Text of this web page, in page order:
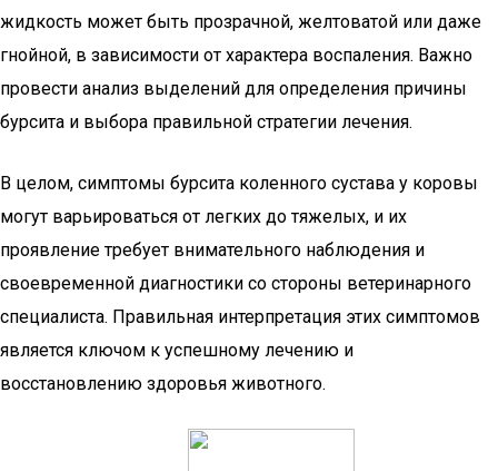
жидкость может быть прозрачной, желтоватой или даже
гнойной, в зависимости от характера воспаления. Важно
провести анализ выделений для определения причины
бурсита и выбора правильной стратегии лечения.
В целом, симптомы бурсита коленного сустава у коровы
могут варьироваться от легких до тяжелых, и их
проявление требует внимательного наблюдения и
своевременной диагностики со стороны ветеринарного
специалиста. Правильная интерпретация этих симптомов
является ключом к успешному лечению и
восстановлению здоровья животного.